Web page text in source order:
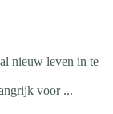
nieuw leven in te
voor ...